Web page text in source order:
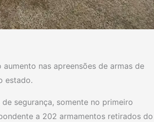
nas apreensões de armas de
estado.
segurança, somente no primeiro
a 202 armamentos retirados do